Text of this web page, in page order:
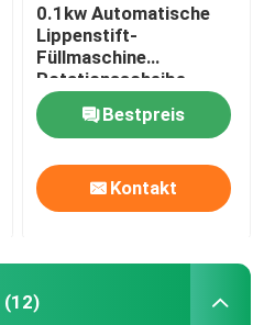
0.1kw Automatische
Lippenstift-
Füllmaschine
Rotationsscheibe
Mascara-Füllmaschine
Bestpreis
Kontakt
(12)